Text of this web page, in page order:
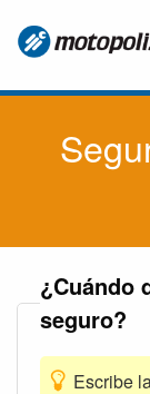
¿Cuándo
seguro?
Escribe